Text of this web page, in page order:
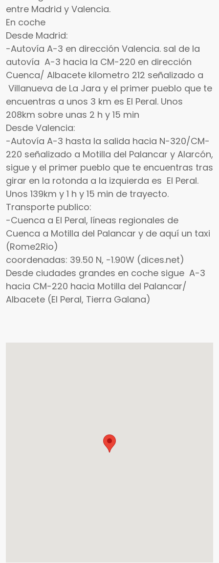
entre Madrid y Valencia.
En coche
Desde Madrid:
-Autovía A-3 en dirección Valencia. sal de la
autovía A-3 hacia la CM-220 en dirección
Cuenca/ Albacete kilometro 212 señalizado a
Villanueva de La Jara y el primer pueblo que te
encuentras a unos 3 km es El Peral. Unos
208km sobre unas 2 h y 15 min
Desde Valencia:
-Autovía A-3 hasta la salida hacia N-320/CM-
220 señalizado a Motilla del Palancar y Alarcón,
sigue y el primer pueblo que te encuentras tras
girar en la rotonda a la izquierda es El Peral.
Unos 139km y 1 h y 15 min de trayecto.
Transporte publico:
-Cuenca a El Peral, líneas regionales de
Cuenca a Motilla del Palancar y de aquí un taxi
(Rome2Rio)
coordenadas: 39.50 N, -1.90W (dices.net)
Desde ciudades grandes en coche sigue A-3
hacia CM-220 hacia Motilla del Palancar/
Albacete (El Peral, Tierra Galana)